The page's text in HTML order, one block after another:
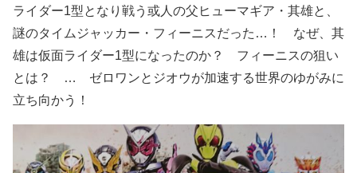
ライダー1型となり戦う或人の父ヒューマギア・其雄と、
謎のタイムジャッカー・フィーニスだった…！ なぜ、其
雄は仮面ライダー1型になったのか？ フィーニスの狙い
とは？ … ゼロワンとジオウが加速する世界のゆがみに
立ち向かう！